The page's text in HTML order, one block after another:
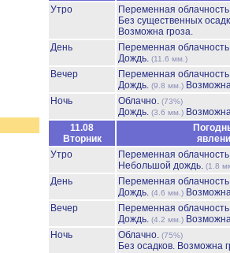
Утро
Переменная
Без существенных
Возможна гроза.
День
Переменная
Дождь. (11.6 мм.)
Вечер
Переменная
Дождь. (9.8 мм.)
Ночь
Облачно. (73%)
Дождь. (3.6 мм.)
11.08
Вторник
Утро
Переменная
Небольшой дождь. (1.8
День
Переменная
Дождь. (4.6 мм.)
Вечер
Переменная
Дождь. (4.2 мм.)
Ночь
Облачно. (75%)
Без осадков. Возможна